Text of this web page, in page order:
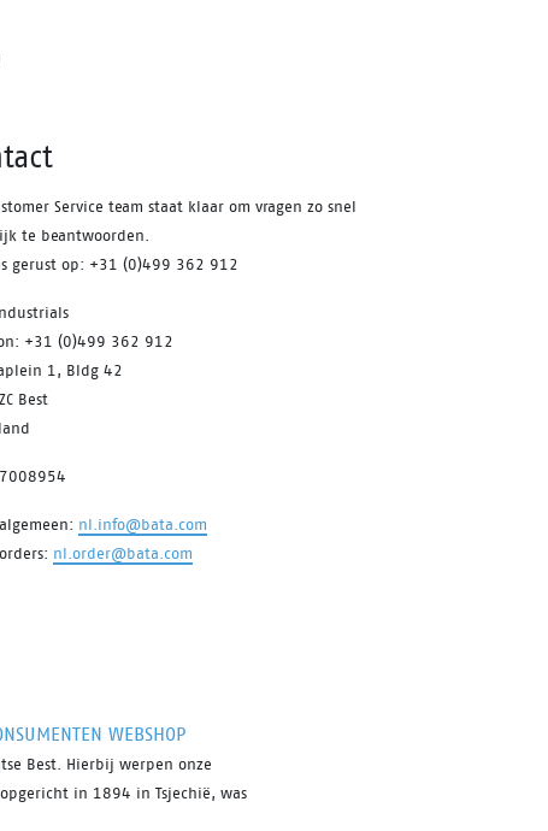
Service team staat klaar om vragen zo snel
te beantwoorden.
gerust op: +31 (0)499 362 912
+31 (0)499 362 912
1, Bldg 42
Best
nl.info@bata.com
nl.order@bata.com
WEBSHOP
Best. Hierbij werpen onze
in 1894 in Tsjechië, was